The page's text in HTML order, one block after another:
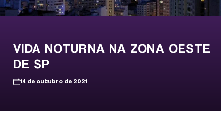
VIDA NOTURNA NA ZONA OESTE
DE SP
14 de outubro de 2021